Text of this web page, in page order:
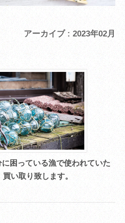
アーカイブ : 2023年02月
困っている漁で使われていた
い取り致します。